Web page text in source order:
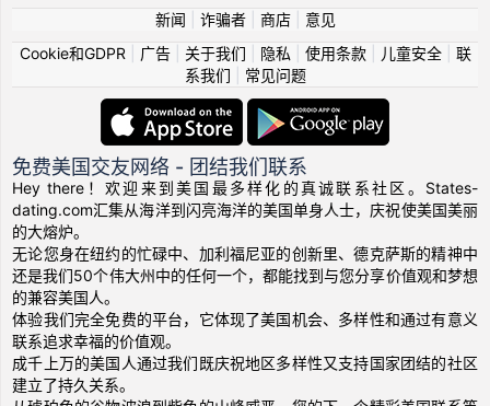
新闻 诈骗者| 商店| 意见
Cookie和GDPR
广告| 关于我们 隐私 使用条款| 儿童安全| 联
系我们
常见问题
免费美国交友网络 - 团结我们联系
Hey there！欢迎来到美国最多样化的真诚联系社区。States-
dating.com汇集从海洋到闪亮海洋的美国单身人士，庆祝使美国美丽
的大熔炉。
无论您身在纽约的忙碌中、加利福尼亚的创新里、德克萨斯的精神中
还是我们50个伟大州中的任何一个，都能找到与您分享价值观和梦想
的兼容美国人。
体验我们完全免费的平台，它体现了美国机会、多样性和通过有意义
联系追求幸福的价值观。
成千上万的美国人通过我们既庆祝地区多样性又支持国家团结的社区
建立了持久关系。